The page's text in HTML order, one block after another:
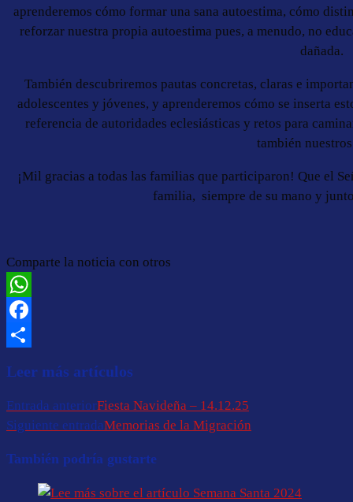
aprenderemos cómo formar una sana autoestima, cómo
reforzar nuestra propia autoestima pues, a menudo, no
dañada.
También descubriremos pautas concretas, claras e
adolescentes y jóvenes, y aprenderemos cómo se inserta
referencia de autoridades eclesiásticas y retos para
también
¡Mil gracias a todas las familias que participaron! Que el
familia, siempre de su mano y
Comparte la noticia con otros
WhatsApp
Facebook
Leer más artículos
Entrada anteriorFiesta Navideña – 14.12.25
Siguiente entradaMemorias de la Migración
También podría gustarte